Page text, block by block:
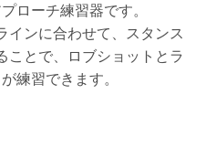
ローチ練習器です。
インに合わせて、スタンス
ことで、ロブショットとラ
練習できます。